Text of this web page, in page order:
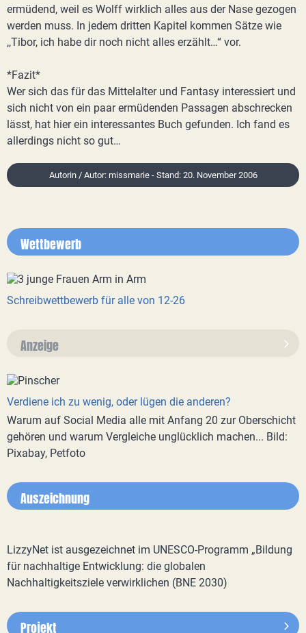
ermüdend, weil es Wolff wirklich alles aus der Nase gezogen
werden muss. In jedem dritten Kapitel kommen Sätze wie
,,Tibor, ich habe dir noch nicht alles erzählt…“ vor.
*Fazit*
Wer sich das für das Mittelalter und Fantasy interessiert und
sich nicht von ein paar ermüdenden Passagen abschrecken
lässt, hat hier ein interessantes Buch gefunden. Ich fand es
allerdings nicht so gut…
Autorin / Autor: missmarie - Stand: 20. November 2006
Wettbewerb
Schreibwettbewerb für alle von 12-26
Anzeige
Verdiene ich zu wenig, oder lügen die anderen?
Warum auf Social Media alle mit Anfang 20 zur Oberschicht
gehören und warum Vergleiche unglücklich machen... Bild:
Pixabay, Petfoto
Auszeichnung
LizzyNet ist ausgezeichnet im UNESCO-Programm „Bildung
für nachhaltige Entwicklung: die globalen
Nachhaltigkeitsziele verwirklichen (BNE 2030)
Projekt